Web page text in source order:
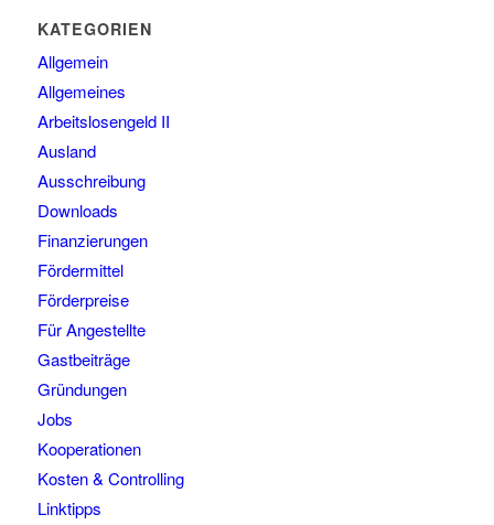
KATEGORIEN
Allgemein
Allgemeines
Arbeitslosengeld II
Ausland
Ausschreibung
Downloads
Finanzierungen
Fördermittel
Förderpreise
Für Angestellte
Gastbeiträge
Gründungen
Jobs
Kooperationen
Kosten & Controlling
Linktipps